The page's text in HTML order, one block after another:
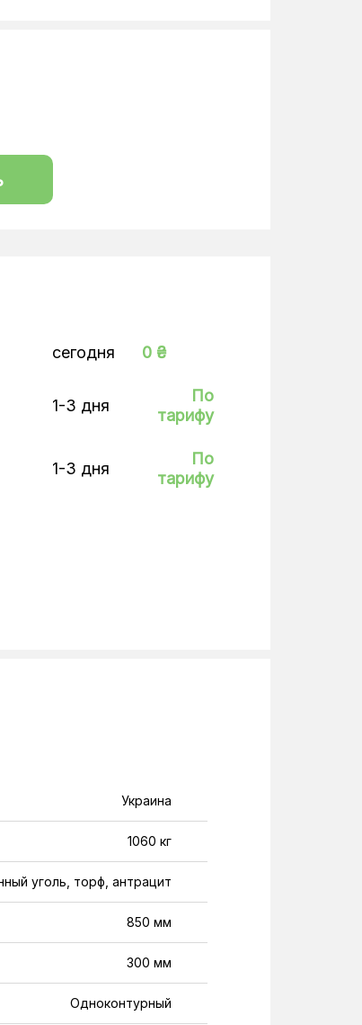
сегодня 0 ₴
1-3 дня
По
тарифу
1-3 дня
По
тарифу
Украина
1060 кг
уголь, торф, антрацит
850 мм
300 мм
Одноконтурный